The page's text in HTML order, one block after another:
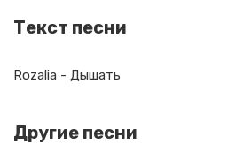
Текст песни
Rozalia - Дышать
Другие песни